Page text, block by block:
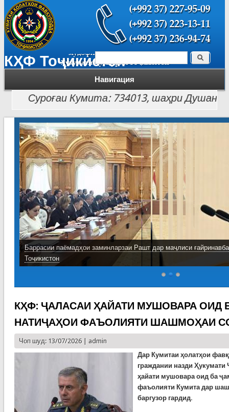
КҲФ Тоҷикистон
Навигация
Форма поиска Поиск
Суроғаи Кумита: 734013, шаҳри Душанбе,
Баррасии паёмадҳои заминларзаи Рашт дар маҷлиси
Тоҷикистон
КҲФ: ҶАЛАСАИ ҲАЙАТИ МУШОВАРА ОИД
НАТИҶАҲОИ ФАЪОЛИЯТИ ШАШМОҲАИ
Чоп шуд: 13/07/2026 | admin
Дар Кумитаи ҳолатҳои
граждании назди
ҳайати мушовара оид ба
фаъолияти Кумита дар
баргузор гардид.